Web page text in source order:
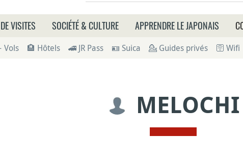
VISITES SOCIÉTÉ & CULTURE APPRENDRE LE JAPONAIS
Vols 🏨 Hôtels 🚄 JR Pass 🪪 Suica 💁 Guides privés 🛜 Wifi
MELOCHI